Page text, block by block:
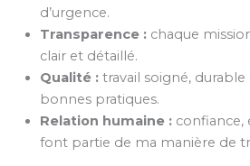
d’urgence.
Transparence :chaque
clair et détaillé.
Qualité :travail soigné,
bonnes pratiques.
Relation humaine :confiance,
font partie de ma manière de